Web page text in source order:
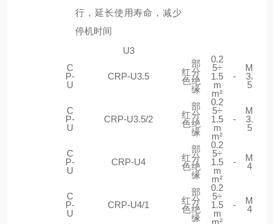
行，延长使用寿命，减少
停机时间
U3
C
P-
U
CRP-U3.5
红
色
部
分
绝
缘
0.2
5÷
1.5
m
m²
-
M
3.
5
C
P-
U
CRP-U3.5/2
红
色
部
分
绝
缘
0.2
5÷
1.5
m
m²
-
M
3.
5
C
P-
U
CRP-U4
红
色
部
分
绝
缘
0.2
5÷
1.5
m
m²
-
M
4
C
P-
U
CRP-U4/1
红
色
部
分
绝
缘
0.2
5÷
1.5
m
m²
-
M
4